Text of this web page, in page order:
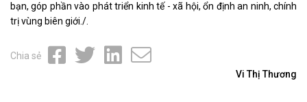
bạn, góp phần vào phát triển kinh tế - xã hội, ổn định an ninh, chính
trị vùng biên giới./.
Chia sẻ
Vi Thị Thương